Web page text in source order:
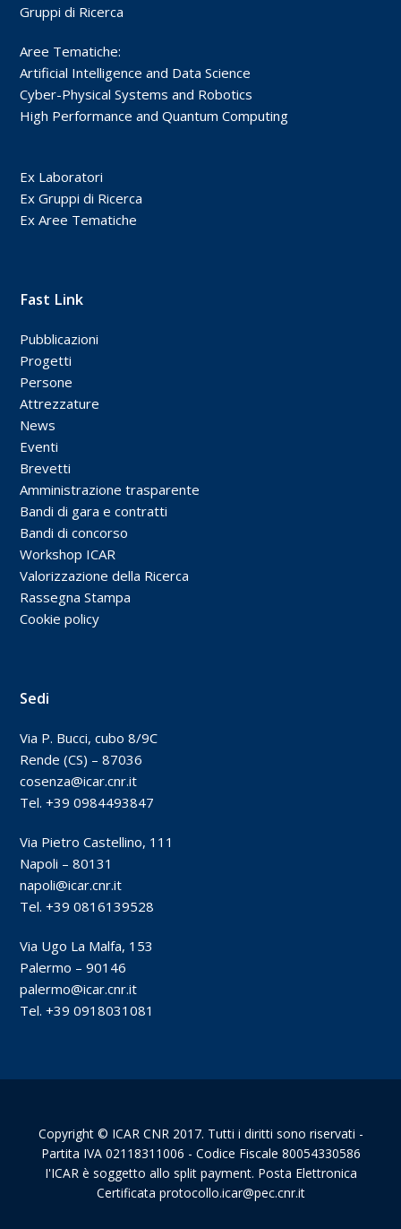
Gruppi di Ricerca
Aree Tematiche:
Artificial Intelligence and Data Science
Cyber-Physical Systems and Robotics
High Performance and Quantum Computing
Ex Laboratori
Ex Gruppi di Ricerca
Ex Aree Tematiche
Fast Link
Pubblicazioni
Progetti
Persone
Attrezzature
News
Eventi
Brevetti
Amministrazione trasparente
Bandi di gara e contratti
Bandi di concorso
Workshop ICAR
Valorizzazione della Ricerca
Rassegna Stampa
Cookie policy
Sedi
Via P. Bucci, cubo 8/9C
Rende (CS) – 87036
cosenza@icar.cnr.it
Tel. +39 0984493847
Via Pietro Castellino, 111
Napoli – 80131
napoli@icar.cnr.it
Tel. +39 0816139528
Via Ugo La Malfa, 153
Palermo – 90146
palermo@icar.cnr.it
Tel. +39 0918031081
Copyright © ICAR CNR 2017. Tutti i diritti sono riservati -
Partita IVA 02118311006 - Codice Fiscale 80054330586
I'ICAR è soggetto allo split payment. Posta Elettronica
Certificata protocollo.icar@pec.cnr.it